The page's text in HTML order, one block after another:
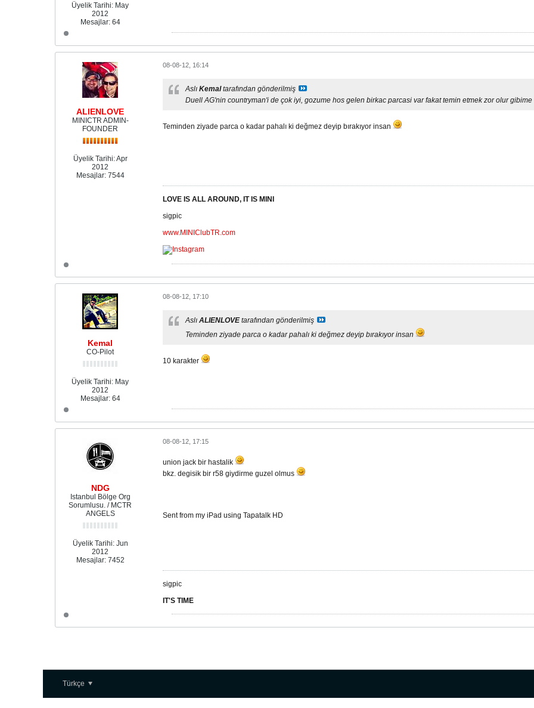
Üyelik Tarihi: May
2012
Mesajlar: 64
ALIENLOVE
MINICTR ADMIN-
FOUNDER
Üyelik Tarihi:Apr
2012
Mesajlar: 7544
08-08-12, 16:14
Aslı Kemaltarafından gönderilmiş
Duell AG'nin countryman'i de çok iyi, gozume hos gelen birkac parcasi var fakat temin etmek zor olur
Teminden ziyade parca o kadar pahalı ki değmez deyip bırakıyor insan
LOVE IS ALL AROUND, IT IS MINI
sigpic
www.MINIClubTR.com
Kemal
CO-Pilot
Üyelik Tarihi: May
2012
Mesajlar: 64
08-08-12, 17:10
Aslı ALIENLOVEtarafından gönderilmiş
Teminden ziyade parca o kadar pahalı ki değmez deyip bırakıyor insan
10 karakter
NDG
Istanbul Bölge Org
Sorumlusu. / MCTR
ANGELS
Üyelik Tarihi: Jun
2012
Mesajlar: 7452
08-08-12, 17:15
union jack bir hastalik
bkz. degisik bir r58 giydirme guzel olmus
Sent from my iPad using Tapatalk HD
sigpic
IT'S TIME
Türkçe